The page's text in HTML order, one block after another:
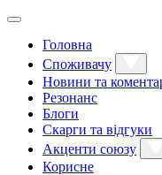
Головна
Споживачу
Новини та
Резонанс
Блоги
Скарги та відгуки
Акценти союзу
Корисне